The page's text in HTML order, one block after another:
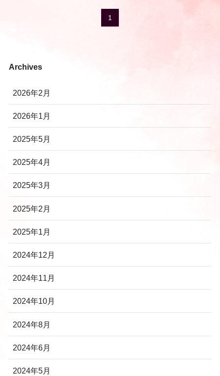
1
Archives
2026年2月
2026年1月
2025年5月
2025年4月
2025年3月
2025年2月
2025年1月
2024年12月
2024年11月
2024年10月
2024年8月
2024年6月
2024年5月